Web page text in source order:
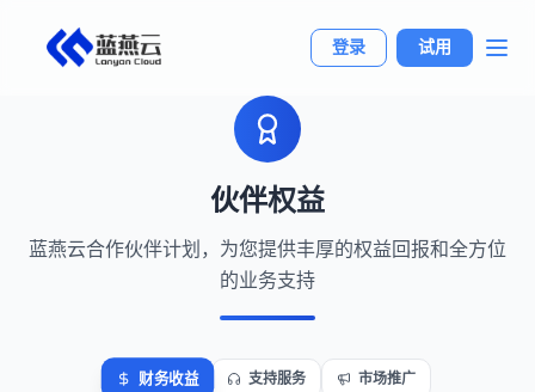
登录 试用
伙伴权益
蓝燕云合作伙伴计划，为您提供丰厚的权益回报和全方位
的业务支持
财务收益 支持服务 市场推广